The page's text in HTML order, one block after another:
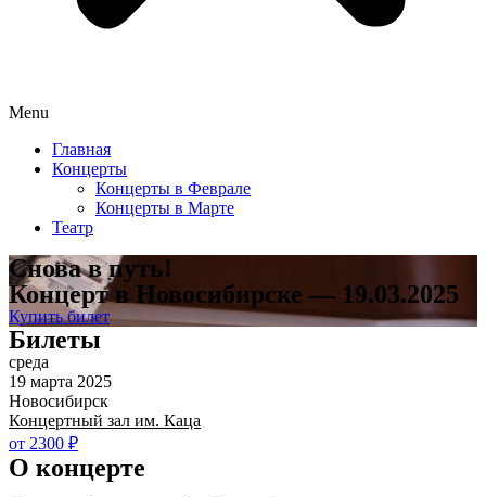
Menu
Главная
Концерты
Концерты в Феврале
Концерты в Марте
Театр
Снова в путь!
Концерт в Новосибирске — 19.03.2025
Купить билет
Билеты
среда
19 марта 2025
Новосибирск
Концертный зал им. Каца
от 2300 ₽
О концерте